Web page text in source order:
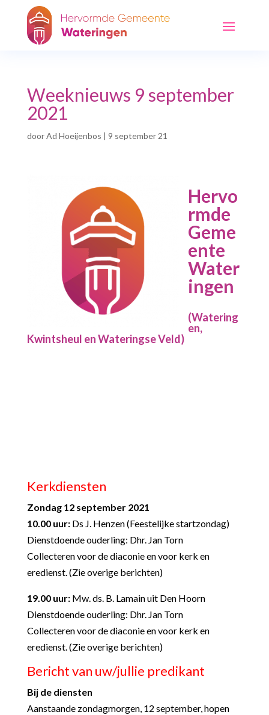
Weeknieuws 9 september
2021
doorAd Hoeijenbos | 9 september 21
Hervo
rmde
Geme
ente
Water
ingen
(Watering
en,
Kwintsheul en Wateringse Veld)
Kerkdiensten
Zondag 12 september 2021
10.00 uur:Ds J. Henzen (Feestelijke startzondag)
Dienstdoende ouderling: Dhr. Jan Torn
Collecteren voor de diaconie en voor kerk en
eredienst. (Zie overige berichten)
19.00 uur:Mw. ds. B. Lamain uit Den Hoorn
Dienstdoende ouderling: Dhr. Jan Torn
Collecteren voor de diaconie en voor kerk en
eredienst. (Zie overige berichten)
Bericht van uw/jullie predikant
Bij de diensten
Aanstaande zondagmorgen, 12 september, hopen